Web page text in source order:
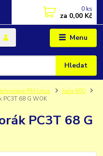
Menu
Hledat
0 ks
za 0,00 Kč
RM Lotus
řada 600
PC3T 68 G WOK
PC3T 68 G